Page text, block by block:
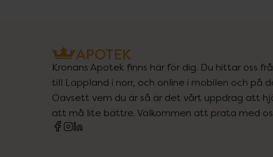
Kronans Apotek finns här för dig. Du hittar oss
till Lappland i norr, och online i mobilen och på
Oavsett vem du är så är det vårt uppdrag att
att må lite bättre. Välkommen att prata med